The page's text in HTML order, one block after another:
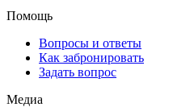
Помощь
Вопросы и ответы
Как забронировать
Задать вопрос
Медиа